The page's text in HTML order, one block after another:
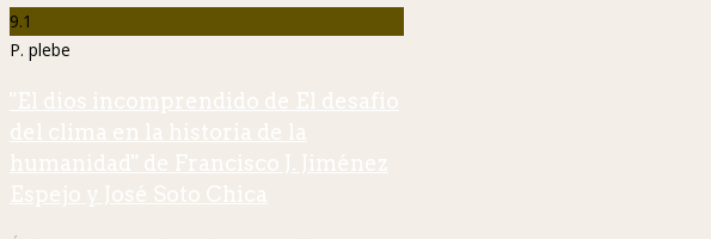
9.1
P. plebe
"El dios incomprendido de El desafío
del clima en la historia de la
humanidad" de Francisco J. Jiménez
Espejo y José Soto Chica